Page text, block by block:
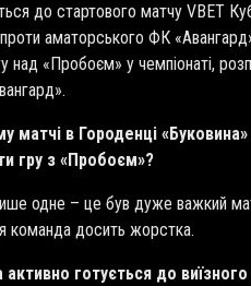
до стартового матчу VBET
проти аматорського ФК
«Пробоєм» у чемпіонаті,
матчі в Городенці
гру з «Пробоєм»?
одне – це був дуже важкий
команда досить жорстка.
готується до